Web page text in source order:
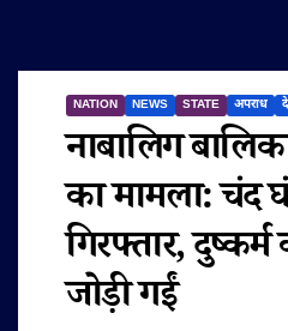
NATION NEWS STATE अपराध
नाबालिग
का मामला: चंद
गिरफ्तार,
जोड़ी गईं